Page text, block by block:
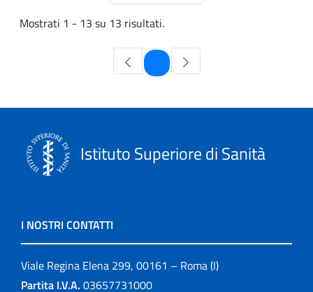
Mostrati 1 - 13 su 13 risultati.
Pagina
Istituto Superiore di Sanità
I NOSTRI CONTATTI
Viale Regina Elena 299, 00161 – Roma (I)
Partita I.V.A. 03657731000